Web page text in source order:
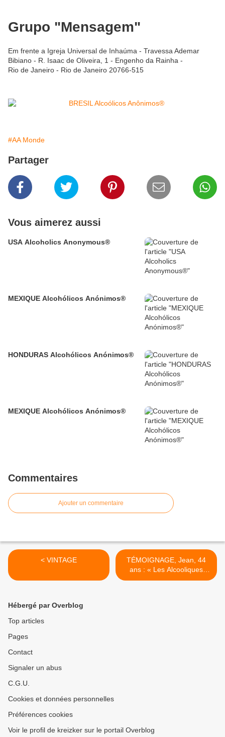
Grupo "Mensagem"
Em frente a Igreja Universal de Inhaúma - Travessa Ademar
Bibiano - R. Isaac de Oliveira, 1 - Engenho da Rainha -
Rio de Janeiro - Rio de Janeiro 20766-515
#AA Monde
Partager
Vous aimerez aussi
USA Alcoholics Anonymous®
MEXIQUE Alcohólicos Anónimos®
HONDURAS Alcohólicos Anónimos®
MEXIQUE Alcohólicos Anónimos®
Commentaires
Ajouter un commentaire
< VINTAGE
TÉMOIGNAGE, Jean, 44
ans : « Les Alcooliques
Anonymes m’ont sauvé la
Hébergé par Overblog
Top articles
Pages
Contact
Signaler un abus
C.G.U.
Cookies et données personnelles
Préférences cookies
Voir le profil de kreizker sur le portail Overblog